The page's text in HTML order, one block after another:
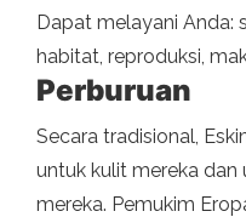
Dapat melayani Anda:
habitat, reproduksi,
Perburuan
Secara tradisional,
untuk kulit mereka
mereka. Pemukim